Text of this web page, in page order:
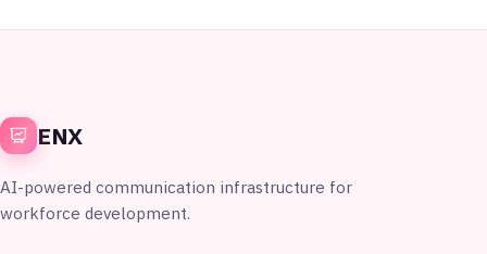
ENX
AI-powered communication infrastructure for
workforce development.